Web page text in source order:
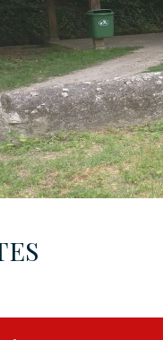
Club
du
– Saison
– Saison